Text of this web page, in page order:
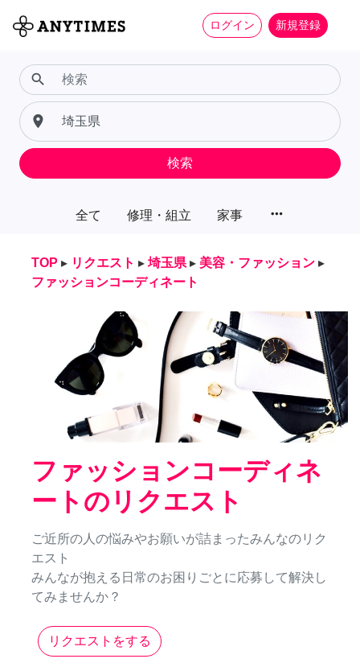
ログイン 新規登録
全て 修理・組立 家事 more_horiz
search
place
検索
TOP ▸ リクエスト ▸ 埼玉県 ▸ 美容・ファッション ▸
ファッションコーディネート
ファッションコーディネ
ートのリクエスト
ご近所の人の悩みやお願いが詰まったみんなのリク
エスト
みんなが抱える日常のお困りごとに応募して解決し
てみませんか？
リクエストをする